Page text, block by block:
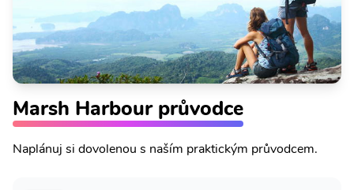
Marsh Harbour průvodce
Naplánuj si dovolenou s naším praktickým průvodcem.